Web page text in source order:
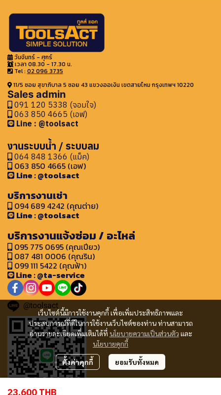
23,600 THB
เว็บไซต์นี้มีการใช้งานคุกกี้ เพื่อเพิ่มประสิทธิภาพและ
ประสบการณ์ที่ดีในการใช้งานเว็บไซต์ของท่าน ท่านสามารถ
อ่านรายละเอียดเพิ่มเติมได้ที่ นโยบายความเป็นส่วนตัว และ
นโยบายคุกกี้
ตั้งค่าคุกกี้ ยอมรับทั้งหมด
วันจันทร์ - ศุกร์
เวลา 08.30 - 17.30 น.
Tel : 02 096 3735
11/5 ซอย สุขาภิบาล 5 ซอย 43 แขวงออเงิน เขตสายไหม กรุงเทพฯ 10220
Sales admin
091 120 5338 (จอมใจ)
063 850 4665 (เอฟ)
Line : @toolsact
งานระบบน้ำ / ระบบลม
064 848 1366 (แม็ค)
063 850 4665 (เอฟ)
Line : @toolsact
บริการงานเช่า
094 689 4242 (คุณต่าย)
Line : @toolsact
บริการงานแจ้งซ่อม / อะไหล่
095 775 0695 (คุณเปียว)
087 481 0006 (คุณริน)
099 111 5422 (คุณฟ้า)
Line : @ta-service
@toolsact